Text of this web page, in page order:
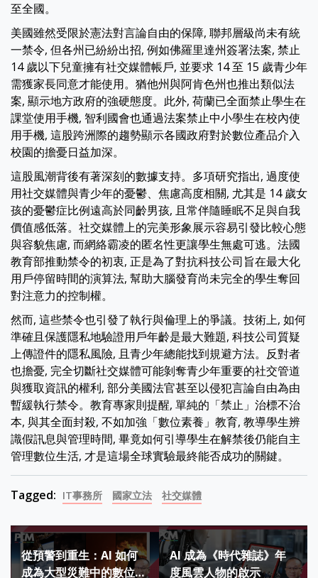
至全國。
美國雖然受限於憲法對言論自由的保障, 聯邦層級尚未有統
一禁令, 但各州已紛紛出招, 例如佛羅里達州簽署法案, 禁止
14 歲以下兒童擁有社交媒體帳戶, 並要求 14 至 15 歲青少年
需獲家長同意才能使用。猶他州與阿肯色州也推出類似法
案, 顯示地方政府的強硬態度。此外, 荷蘭已全面禁止學生在
課堂使用手機, 智利國會也通過法案禁止中小學生在校內使
用手機, 這股跨洲際的趨勢顯示各國政府對於數位產品介入
校園的擔憂日益加深。
這股風潮背後有著深刻的數據支持。多項研究指出, 過度使
用社交媒體與青少年的憂鬱、焦慮高度相關, 尤其是 14 歲女
孩的憂鬱症比例遠高於同齡男孩, 且常伴隨睡眠不足與自我
價值感低落。社交媒體上的完美形象展示容易引發比較心態
與容貌焦慮, 而網絡霸凌的匿名性更讓學生無處可逃。法國
教育部推動禁令的初衷, 正是為了對抗科技公司旨在最大化
用戶停留時間的演算法, 幫助大腦發育尚未完全的學生奪回
對注意力的控制權。
然而, 這些禁令也引發了執行與倫理上的爭議。技術上, 如何
準確且保護隱私地驗證用戶年齡是最大難題, 科技公司質疑
上傳證件的隱私風險, 且青少年總能找到規避方法。反對者
也擔憂, 完全切斷社交媒體可能剝奪青少年重要的社交管道
與獲取資訊的權利, 部分美國法官甚至以侵犯言論自由為由
暫緩執行禁令。教育專家則提醒, 單純的「禁止」治標不治
本, 與其全面封殺, 不如加強「數位素養」教育, 教導學生辨
識假訊息與管理時間, 畢竟如何引導學生在解禁後仍能自主
管理數位生活, 才是這場全球實驗最終能否成功的關鍵。
Tagged: IT事務所 國家立法 社交媒體
Post
navigation
從預警到重生：AI 如何
成為大型災難中的數位守
AI 成為《時代雜誌》年
度風雲人物的啟示